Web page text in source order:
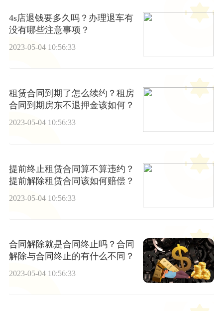
4s店退钱要多久吗？办理退车有
没有哪些注意事项？
2023-05-04 10:56:33
租赁合同到期了怎么续约？租房
合同到期房东不退押金该如何？
2023-05-04 10:56:33
提前终止租赁合同算不算违约？
提前解除租赁合同该如何赔偿？
2023-05-04 10:56:33
合同解除就是合同终止吗？合同
解除与合同终止的有什么不同？
2023-05-04 10:56:33